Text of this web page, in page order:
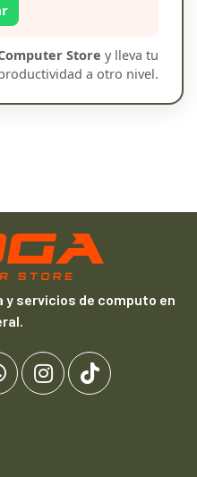
Store y lleva tu
a otro nivel.
y servicios de computo en